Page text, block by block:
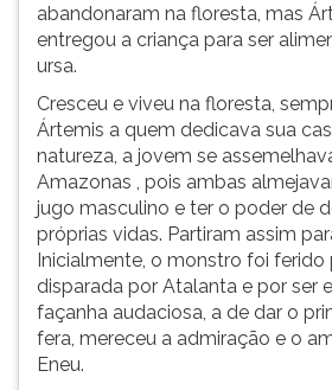
abandonaram na floresta, mas
entregou a criança para ser
ursa.
Cresceu e viveu na floresta,
Ártemis a quem dedicava sua
natureza, a jovem se
Amazonas , pois ambas
jugo masculino e ter o poder de
próprias vidas. Partiram assim
Inicialmente, o monstro foi ferido
disparada por Atalanta e por ser
façanha audaciosa, a de dar o
fera, mereceu a admiração e o
Eneu.